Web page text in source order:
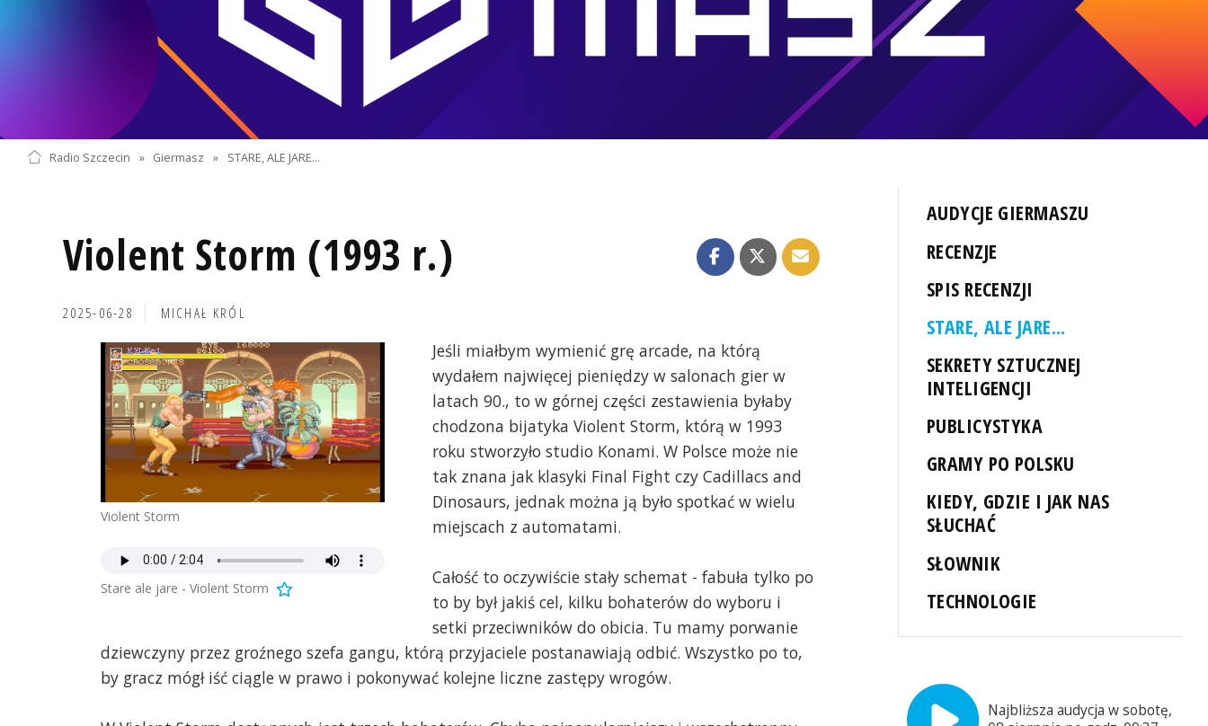
Radio Szczecin » Giermasz » STARE, ALE JARE...
Violent Storm (1993 r.)
2025-06-28 MICHAŁ KRÓL
Violent Storm
Stare ale jare - Violent Storm
Jeśli miałbym wymienić grę arcade, na którą
wydałem najwięcej pieniędzy w salonach gier w
latach 90., to w górnej części zestawienia byłaby
chodzona bijatyka Violent Storm, którą w 1993
roku stworzyło studio Konami. W Polsce może nie
tak znana jak klasyki Final Fight czy Cadillacs and
Dinosaurs, jednak można ją było spotkać w wielu
miejscach z automatami.
Całość to oczywiście stały schemat - fabuła tylko po
to by był jakiś cel, kilku bohaterów do wyboru i
setki przeciwników do obicia. Tu mamy porwanie
dziewczyny przez groźnego szefa gangu, którą przyjaciele postanawiają odbić. Wszystko po to,
by gracz mógł iść ciągle w prawo i pokonywać kolejne liczne zastępy wrogów.
AUDYCJE GIERMASZU
RECENZJE
SPIS RECENZJI
STARE, ALE JARE...
SEKRETY SZTUCZNEJ
INTELIGENCJI
PUBLICYSTYKA
GRAMY PO POLSKU
KIEDY, GDZIE I JAK NAS
SŁUCHAĆ
SŁOWNIK
TECHNOLOGIE
Najbliższa audycja w sobotę,